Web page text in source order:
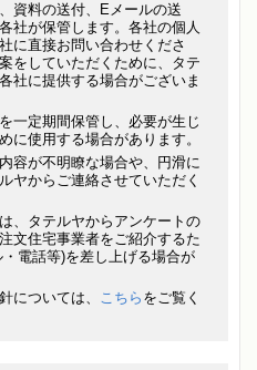
資料の送付、Eメールの送
社が保管します。各社の個人
に直接お問い合わせくださ
をしていただくために、タテ
社に提供する場合がございま
一定期間保管し、必要が生じ
に使用する場合があります。
容が不明瞭な場合や、円滑に
ヤからご連絡させていただく
、タテルヤからアンケートの
文住宅事業者をご紹介するた
電話等)を差し上げる場合が
については、 こちら をご覧く